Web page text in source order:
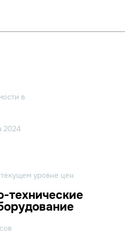
в
2024
уровне цен
технические